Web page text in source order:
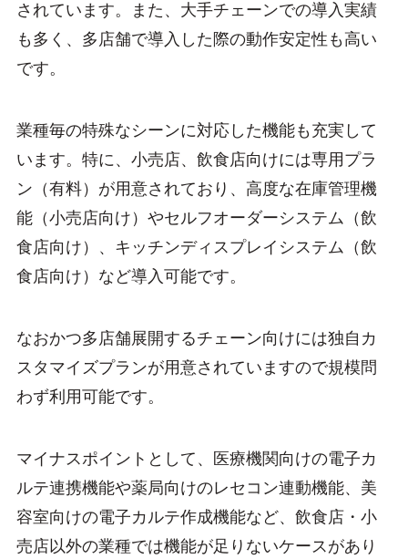
されています。また、大手チェーンでの導入実績
も多く、多店舗で導入した際の動作安定性も高い
です。
業種毎の特殊なシーンに対応した機能も充実して
います。特に、小売店、飲食店向けには専用プラ
ン（有料）が用意されており、高度な在庫管理機
能（小売店向け）やセルフオーダーシステム（飲
食店向け）、キッチンディスプレイシステム（飲
食店向け）など導入可能です。
なおかつ多店舗展開するチェーン向けには独自カ
スタマイズプランが用意されていますので規模問
わず利用可能です。
マイナスポイントとして、医療機関向けの電子カ
ルテ連携機能や薬局向けのレセコン連動機能、美
容室向けの電子カルテ作成機能など、飲食店・小
売店以外の業種では機能が足りないケースがあり